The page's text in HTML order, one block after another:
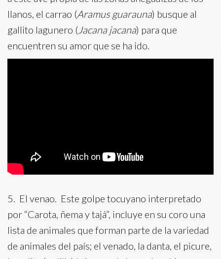
llanos, el carrao (Aramus guarauna) busque al
gallito lagunero (Jacana jacana) para que
encuentren su amor que se ha ido.
5. El venao. Este golpe tocuyano interpretado
por “Carota, ñema y tajá”, incluye en su coro una
lista de animales que forman parte de la variedad
de animales del país; el venado, la danta, el picure,